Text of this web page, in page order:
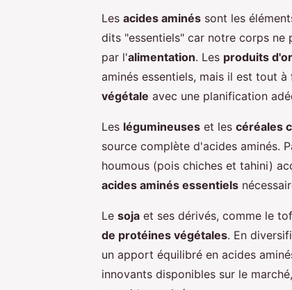
Les acides aminés sont les
dits "essentiels" car notre corps
par l'alimentation. Les produits
aminés essentiels, mais il est tout
végétale avec une planification
Les légumineuses et les céréales
source complète d'acides aminés.
houmous (pois chiches et tahini)
acides aminés essentiels
Le soja et ses dérivés, comme le
de protéines végétales. En
un apport équilibré en acides
innovants disponibles sur le